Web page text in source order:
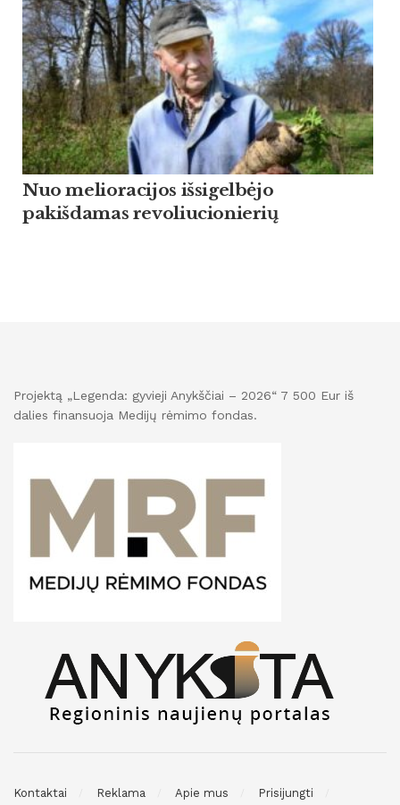
Nuo melioracijos išsigelbėjo
pakišdamas revoliucionierių
Projektą „Legenda: gyvieji Anykščiai – 2026“ 7 500 Eur iš
dalies finansuoja Medijų rėmimo fondas.
Kontaktai Reklama Apie mus Prisijungti